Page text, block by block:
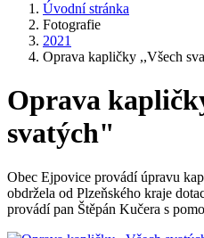
Úvodní stránka
Fotografie
2021
Oprava kapličky ,,Všech
Oprava
svatých"
Obec Ejpovice provádí úpravu
obdržela od Plzeňského kraje
provádí pan Štěpán Kučera s